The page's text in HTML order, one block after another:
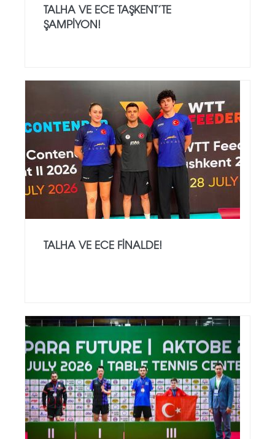
TALHA VE ECE TAŞKENT’TE
ŞAMPIYON!
TALHA VE ECE FINALDE!